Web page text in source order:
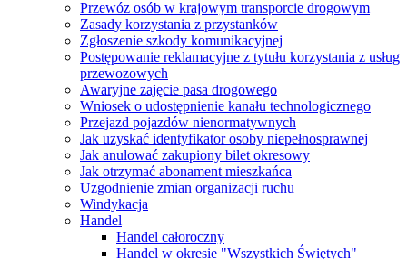
Przewóz osób w krajowym transporcie drogowym
Zasady korzystania z przystanków
Zgłoszenie szkody komunikacyjnej
Postępowanie reklamacyjne z tytułu korzystania z usług
przewozowych
Awaryjne zajęcie pasa drogowego
Wniosek o udostępnienie kanału technologicznego
Przejazd pojazdów nienormatywnych
Jak uzyskać identyfikator osoby niepełnosprawnej
Jak anulować zakupiony bilet okresowy
Jak otrzymać abonament mieszkańca
Uzgodnienie zmian organizacji ruchu
Windykacja
Handel
Handel całoroczny
Handel w okresie "Wszystkich Świętych"